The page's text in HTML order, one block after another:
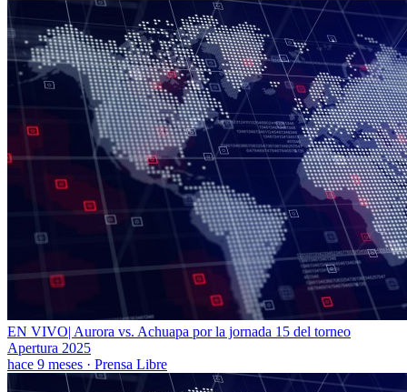
EN VIVO| Aurora vs. Achuapa por la jornada 15 del torneo
Apertura 2025
hace 9 meses · Prensa Libre